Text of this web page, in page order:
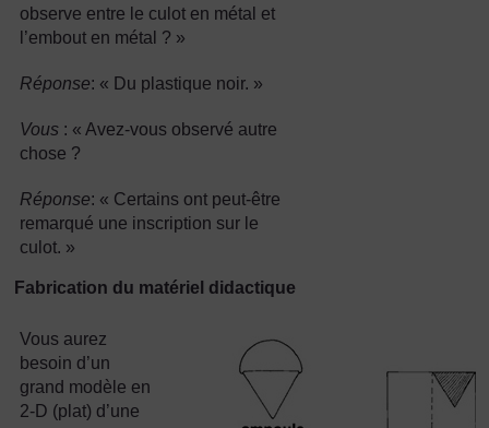
observe entre le culot en métal et
l’embout en métal ? »
Réponse: « Du plastique noir. »
Vous : « Avez-vous observé autre
chose ?
Réponse: « Certains ont peut-être
remarqué une inscription sur le
culot. »
Fabrication du matériel didactique
Vous aurez
besoin d’un
grand modèle en
2-D (plat) d’une